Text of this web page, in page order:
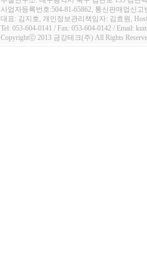
사업자등록번호:504-81-65862, 통신판매업신고
대표: 김지호, 개인정보관리책임자: 김효원,
Tel: 053-604-0141 / Fax: 053-604-0142 / Email:
Copyrightⓒ 2013 금강테크(주) All Rights